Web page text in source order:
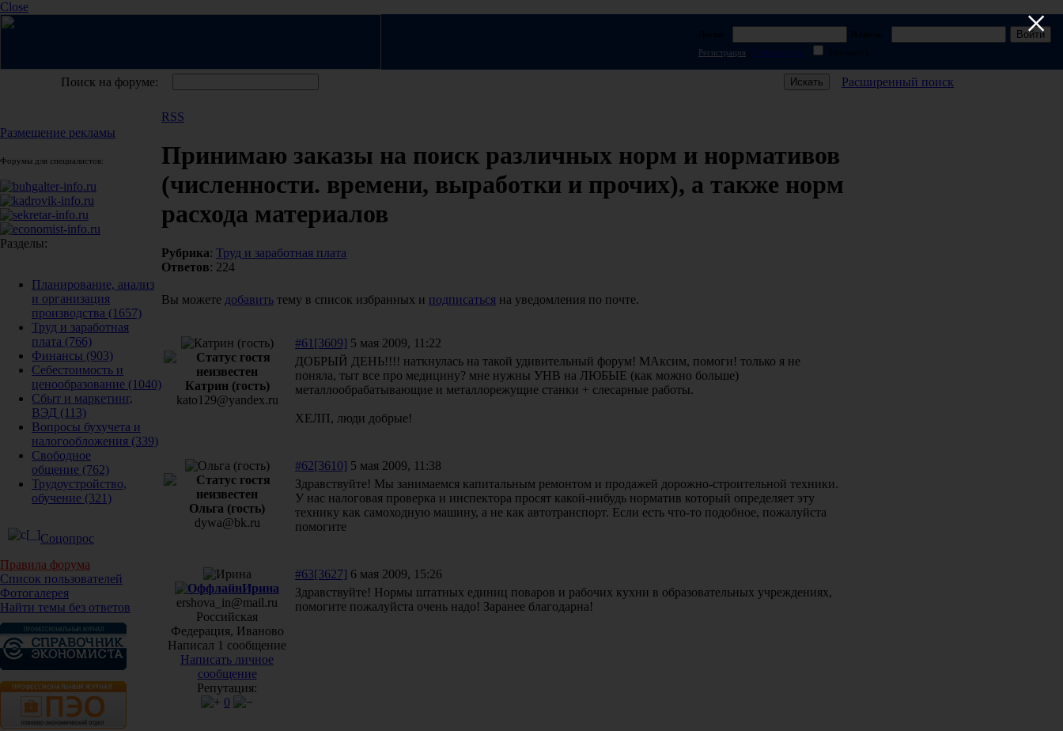
Close
Регистрация
Забыл пароль
Поиск на форуме: Расширенный поиск
Размещение рекламы
Форумы для специалистов:
Разделы:
Планирование, анализ
и организация
производства (1657)
Труд и заработная
плата (766)
Финансы (903)
Себестоимость и
ценообразование (1040)
Сбыт и маркетинг,
ВЭД (113)
Вопросы бухучета и
налогообложения (339)
Свободное
общение (762)
Трудоустройство,
обучение (321)
Соцопрос
Правила форума
Список пользователей
Фотогалерея
Найти темы без ответов
RSS
Принимаю заказы на поиск различных норм и нормативов
(численности. времени, выработки и прочих), а также норм
расхода материалов
Рубрика: Труд и заработная плата
Ответов: 224
Вы можете добавить тему в список избранных и подписаться на уведомления по почте.
Катрин (гость)
kato129@yandex.ru
#61[3609] 5 мая 2009, 11:22
ДОБРЫЙ ДЕНЬ!!!! наткнулась на такой удивительный форум! МАксим, помоги! только я не
поняла, тыт все про медицину? мне нужны УНВ на ЛЮБЫЕ (как можно больше)
металлообрабатывающие и металлорежущие станки + слесарные работы.
ХЕЛП, люди добрые!
Ольга (гость)
dywa@bk.ru
#62[3610] 5 мая 2009, 11:38
Здравствуйте! Мы занимаемся капитальным ремонтом и продажей дорожно-строительной техники.
У нас налоговая проверка и инспектора просят какой-нибудь норматив который определяет эту
технику как самоходную машину, а не как автотранспорт. Если есть что-то подобное, пожалуйста
помогите
Ирина
ershova_in@mail.ru
Российская
Федерация, Иваново
Написал 1 сообщение
Написать личное
сообщение
Репутация:
0
#63[3627] 6 мая 2009, 15:26
Здравствуйте! Нормы штатных единиц поваров и рабочих кухни в образовательных учреждениях,
помогите пожалуйста очень надо! Заранее благодарна!
×